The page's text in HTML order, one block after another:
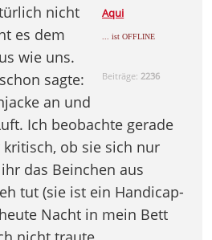
Aqui
... ist OFFLINE
Beiträge: 2236
nicht
es dem
wie uns.
sagte:
an und
Ich beobachte gerade
ob sie sich nur
das Beinchen aus
tut (sie ist ein Handicap-
Nacht in mein Bett